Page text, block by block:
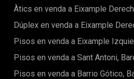
Àtics en venda a Eixample
Dúplex en venda a Eixample
Pisos en venda a Eixample
Pisos en venda a Sant Antoni,
Pisos en venda a Barrio Gótico,